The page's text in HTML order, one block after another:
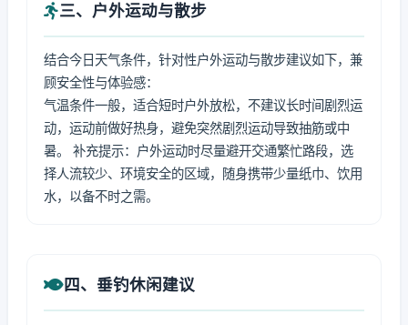
三、户外运动与散步
结合今日天气条件，针对性户外运动与散步建议如下，兼
顾安全性与体验感：
气温条件一般，适合短时户外放松，不建议长时间剧烈运
动，运动前做好热身，避免突然剧烈运动导致抽筋或中
暑。 补充提示：户外运动时尽量避开交通繁忙路段，选
择人流较少、环境安全的区域，随身携带少量纸巾、饮用
水，以备不时之需。
四、垂钓休闲建议